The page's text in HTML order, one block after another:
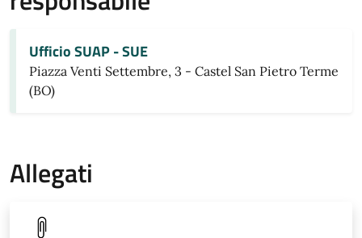
Ufficio SUAP - SUE
Piazza Venti Settembre, 3 - Castel San Pietro Terme
(BO)
Allegati